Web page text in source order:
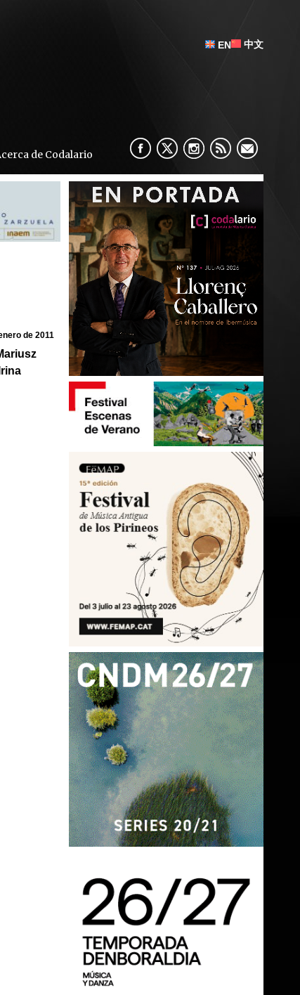
EN 中文
de Codalario
de 2011